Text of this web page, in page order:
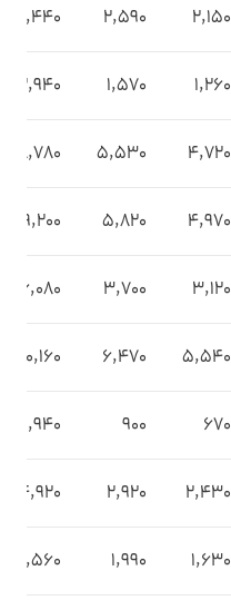
2,150
2,590
4,440
1,260
1,570
2,940
4,720
5,530
8,780
4,970
5,820
9,200
3,120
3,700
6,080
5,540
6,470
10,160
670
900
1,940
2,430
2,920
4,920
1,630
1,990
3,560